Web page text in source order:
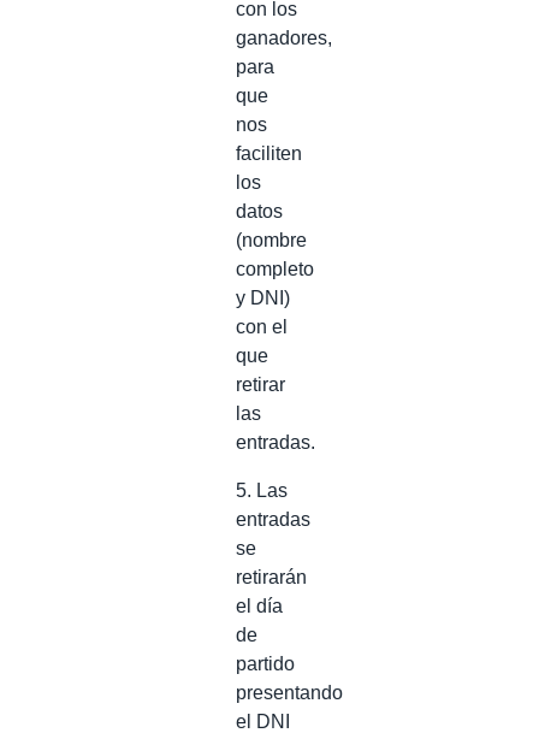
con los
ganadores,
para
que
nos
faciliten
los
datos
(nombre
completo
y DNI)
con el
que
retirar
las
entradas.
5. Las
entradas
se
retirarán
el día
de
partido
presentando
el DNI